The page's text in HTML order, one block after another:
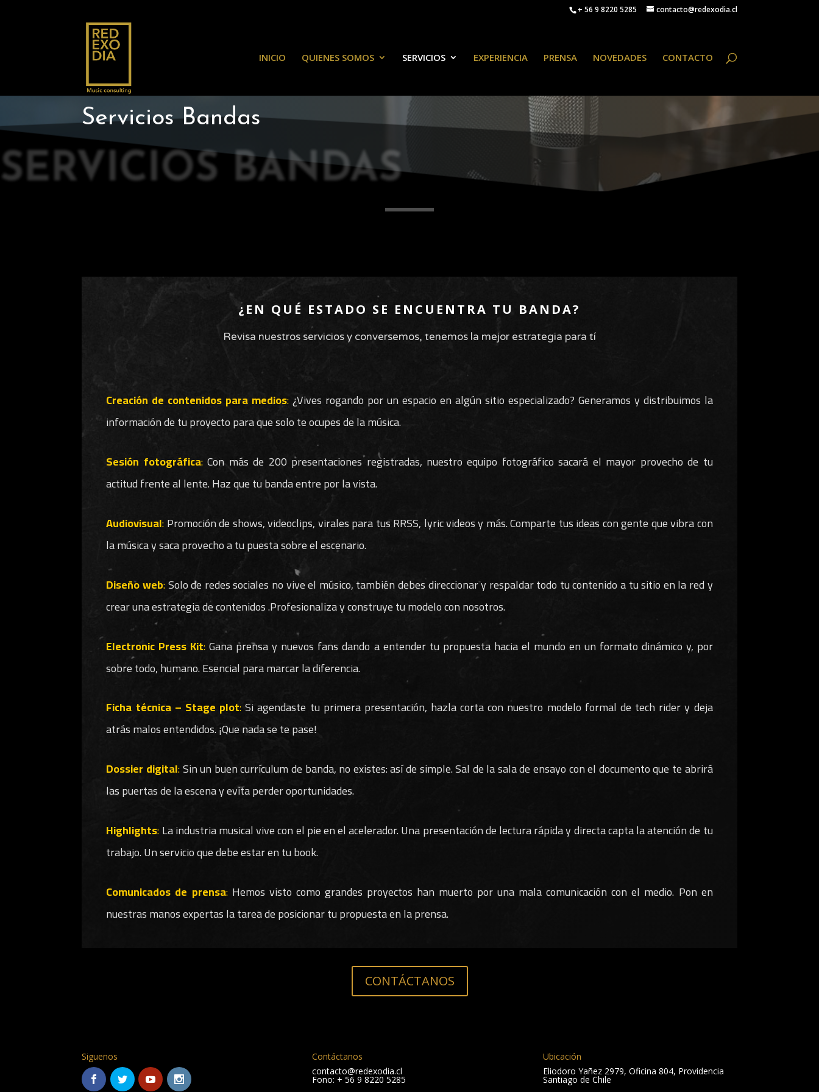
+ 56 9 8220 5285 contacto@redexodia.cl
INICIO QUIENES SOMOS SERVICIOS EXPERIENCIA PRENSA NOVEDADES CONTACTO
Servicios Bandas
SERVICIOS BANDAS
¿EN QUÉ ESTADO SE ENCUENTRA TU BANDA?
Revisa nuestros servicios y conversemos, tenemos la mejor estrategia para tí
Creación de contenidos para medios:¿Vives rogando por un espacio en algún sitio especializado? Generamos y distribuimos la
información de tu proyecto para que solo te ocupes de la música.
Sesión fotográfica:Con más de 200 presentaciones registradas, nuestro equipo fotográfico sacará el mayor provecho de tu
actitud frente al lente. Haz que tu banda entre por la vista.
Audiovisual:Promoción de shows, videoclips, virales para tus RRSS, lyric videos y más. Comparte tus ideas con gente que vibra con
la música y saca provecho a tu puesta sobre el escenario.
Diseño web:Solo de redes sociales no vive el músico, también debes direccionar y respaldar todo tu contenido a tu sitio en la red y
crear una estrategia de contenidos .Profesionaliza y construye tu modelo con nosotros.
Electronic Press Kit:Gana prensa y nuevos fans dando a entender tu propuesta hacia el mundo en un formato dinámico y, por
sobre todo, humano. Esencial para marcar la diferencia.
Ficha técnica – Stage plot:Si agendaste tu primera presentación, hazla corta con nuestro modelo formal de tech rider y deja
atrás malos entendidos. ¡Que nada se te pase!
Dossier digital:Sin un buen currículum de banda, no existes: así de simple. Sal de la sala de ensayo con el documento que te abrirá
las puertas de la escena y evita perder oportunidades.
Highlights:La industria musical vive con el pie en el acelerador. Una presentación de lectura rápida y directa capta la atención de tu
trabajo. Un servicio que debe estar en tu book.
Comunicados de prensa:Hemos visto como grandes proyectos han muerto por una mala comunicación con el medio. Pon en
nuestras manos expertas la tarea de posicionar tu propuesta en la prensa.
CONTÁCTANOS
Siguenos
Contáctanos
contacto@redexodia.cl
Fono: + 56 9 8220 5285
Ubicación
Eliodoro Yañez 2979, Oficina 804, Providencia
Santiago de Chile